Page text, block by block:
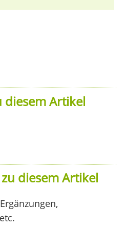
diesem Artikel
diesem Artikel